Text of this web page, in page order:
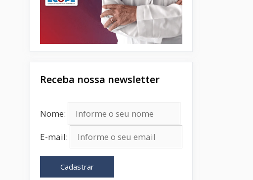
Receba nossa newsletter
Nome:
E-mail:
Cadastrar